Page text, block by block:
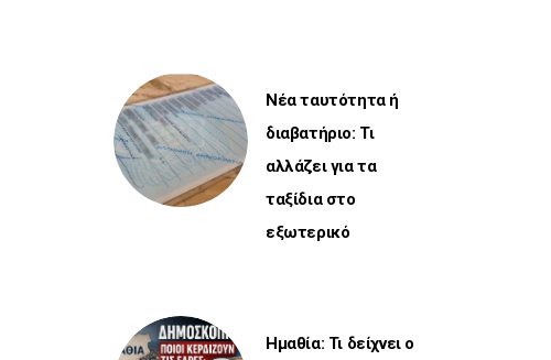
Νέα ταυτότητα ή
διαβατήριο: Τι
αλλάζει για τα
ταξίδια στο
εξωτερικό
Ημαθία: Τι δείχνει ο